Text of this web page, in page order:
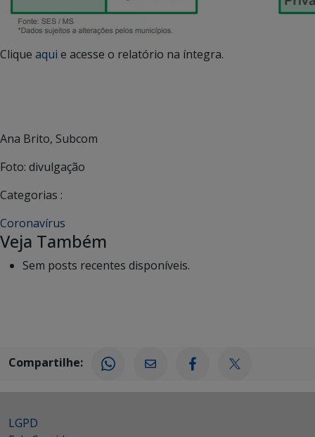
Clique aqui e acesse o relatório na íntegra.
Ana Brito, Subcom
Foto: divulgação
Categorias :
Coronavírus
Veja Também
Sem posts recentes disponíveis.
Compartilhe:
LGPD